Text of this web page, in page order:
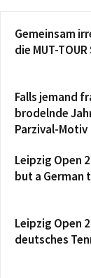
Gemeinsam
die MUT-
Falls jemand
brodelnde
Parzival-Motiv
Leipzig Open
but a German
Leipzig Open
deutsches